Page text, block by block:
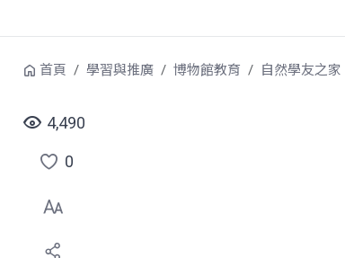
首頁 學習與推廣 博物館教育 自然學友之家
4,490
點
選
喜
0